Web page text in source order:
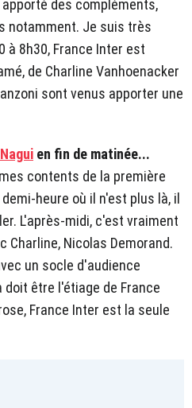
des compléments,
notamment. Je suis très
à 8h30, France Inter est
de Charline Vanhoenacker
sont venus apporter une
en fin de matinée...
contents de la première
heure où il n'est plus là, il
L'après-midi, c'est vraiment
Nicolas Demorand.
un socle d'audience
être l'étiage de France
France Inter est la seule